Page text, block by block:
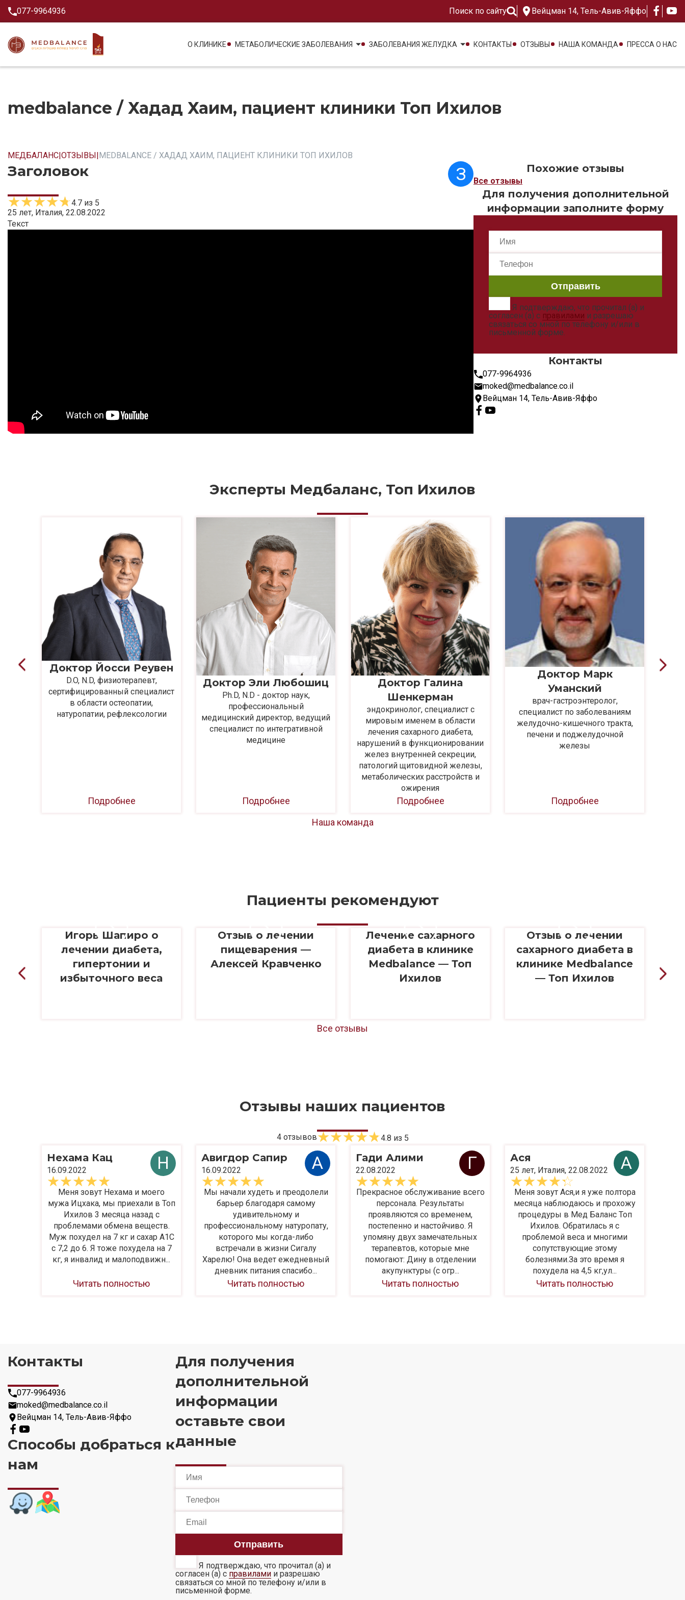
077-9964936 Поиск по сайту Вейцман 14, Тель-Авив-Яффо
О КЛИНИКЕ МЕТАБОЛИЧЕСКИЕ ЗАБОЛЕВАНИЯ ЗАБОЛЕВАНИЯ ЖЕЛУДКА КОНТАКТЫ ОТЗЫВЫ НАША КОМАНДА ПРЕССА О НАС
medbalance / Хадад Хаим, пациент клиники Топ Ихилов
МЕДБАЛАНС|ОТЗЫВЫ|MEDBALANCE / ХАДАД ХАИМ, ПАЦИЕНТ КЛИНИКИ ТОП ИХИЛОВ
Заголовок
4.7 из 5
25 лет, Италия, 22.08.2022
Текст
З Похожие отзывы
Все отзывы
Для получения дополнительной
информации заполните форму
Я подтверждаю, что прочитал (а) и
согласен (а) с правилами и разрешаю
связаться со мной по телефону и/или в
письменной форме.
Контакты
077-9964936
moked@medbalance.co.il
Вейцман 14, Тель-Авив-Яффо
Эксперты Медбаланс, Топ Ихилов
Доктор Йосси Реувен
D.O, N.D, физиотерапевт,
сертифицированный специалист
в области остеопатии,
натуропатии, рефлексологии
Подробнее
Доктор Эли Любошиц
Ph.D, N.D - доктор наук,
профессиональный
медицинский директор, ведущий
специалист по интегративной
медицине
Подробнее
Доктор Галина
Шенкерман
эндокринолог, специалист с
мировым именем в области
лечения сахарного диабета,
нарушений в функционировании
желез внутренней секреции,
патологий щитовидной железы,
метаболических расстройств и
ожирения
Подробнее
Доктор Марк
Уманский
врач-гастроэнтеролог,
специалист по заболеваниям
желудочно-кишечного тракта,
печени и поджелудочной
железы
Подробнее
Наша команда
Пациенты рекомендуют
Игорь Шапиро о
лечении диабета,
гипертонии и
избыточного веса
Отзыв о лечении
пищеварения —
Алексей Кравченко
Лечение сахарного
диабета в клинике
Medbalance — Топ
Ихилов
Отзыв о лечении
сахарного диабета в
клинике Medbalance
— Топ Ихилов
Все отзывы
Отзывы наших пациентов
4 отзывов 4.8 из 5
Нехама Кац
16.09.2022 Н
Меня зовут Нехама и моего
мужа Ицхака, мы приехали в Топ
Ихилов 3 месяца назад с
проблемами обмена веществ.
Муж похудел на 7 кг и сахар А1С
с 7,2 до 6. Я тоже похудела на 7
кг, я инвалид и малоподвижн...
Читать полностью
Авигдор Сапир
16.09.2022 А
Мы начали худеть и преодолели
барьер благодаря самому
удивительному и
профессиональному натуропату,
которого мы когда-либо
встречали в жизни Сигалу
Харелю! Она ведет ежедневный
дневник питания спасибо...
Читать полностью
Гади Алими
22.08.2022 Г
Прекрасное обслуживание всего
персонала. Результаты
проявляются со временем,
постепенно и настойчиво. Я
упомяну двух замечательных
терапевтов, которые мне
помогают: Дину в отделении
акупунктуры (с огр...
Читать полностью
Ася
25 лет, Италия, 22.08.2022 А
Меня зовут Ася,и я уже полтора
месяца наблюдаюсь и прохожу
процедуры в Мед Баланс Топ
Ихилов. Обратилась я с
проблемой веса и многими
сопутствующие этому
болезнями.За это время я
похудела на 4,5 кг,ул...
Читать полностью
Контакты
077-9964936
moked@medbalance.co.il
Вейцман 14, Тель-Авив-Яффо
Способы добраться к
нам
Для получения
дополнительной
информации
оставьте свои
данные
Я подтверждаю, что прочитал (а) и
согласен (а) с правиламии разрешаю
связаться со мной по телефону и/или в
письменной форме.